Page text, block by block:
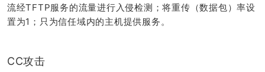
流经TFTP服务的流量进行入侵检测；将重传（数据包）率设
置为1；只为信任域内的主机提供服务。
CC攻击